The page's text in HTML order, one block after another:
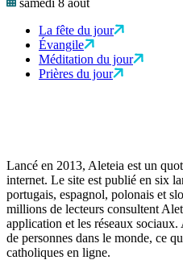
La fête du jour
Évangile
Méditation du jour
Prières du jour
Lancé en 2013, Aleteia est un
internet. Le site est publié en six
portugais, espagnol, polonais et
millions de lecteurs consultent
application et les réseaux
de personnes dans le monde, ce
catholiques en ligne.